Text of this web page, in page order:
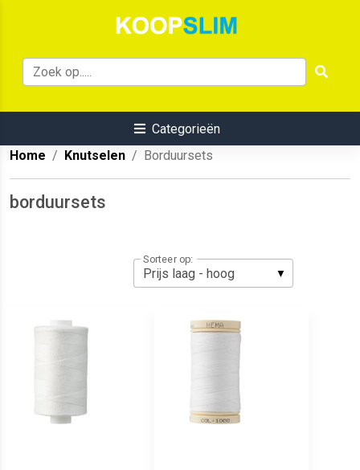
Categorieën
Home
Knutselen Borduursets
borduursets
Sorteer op: